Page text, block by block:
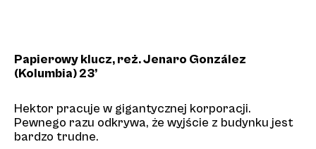
Papierowy klucz, reż. Jenaro González
(Kolumbia) 23’
Hektor pracuje w gigantycznej korporacji.
Pewnego razu odkrywa, że wyjście z budynku jest
bardzo trudne.